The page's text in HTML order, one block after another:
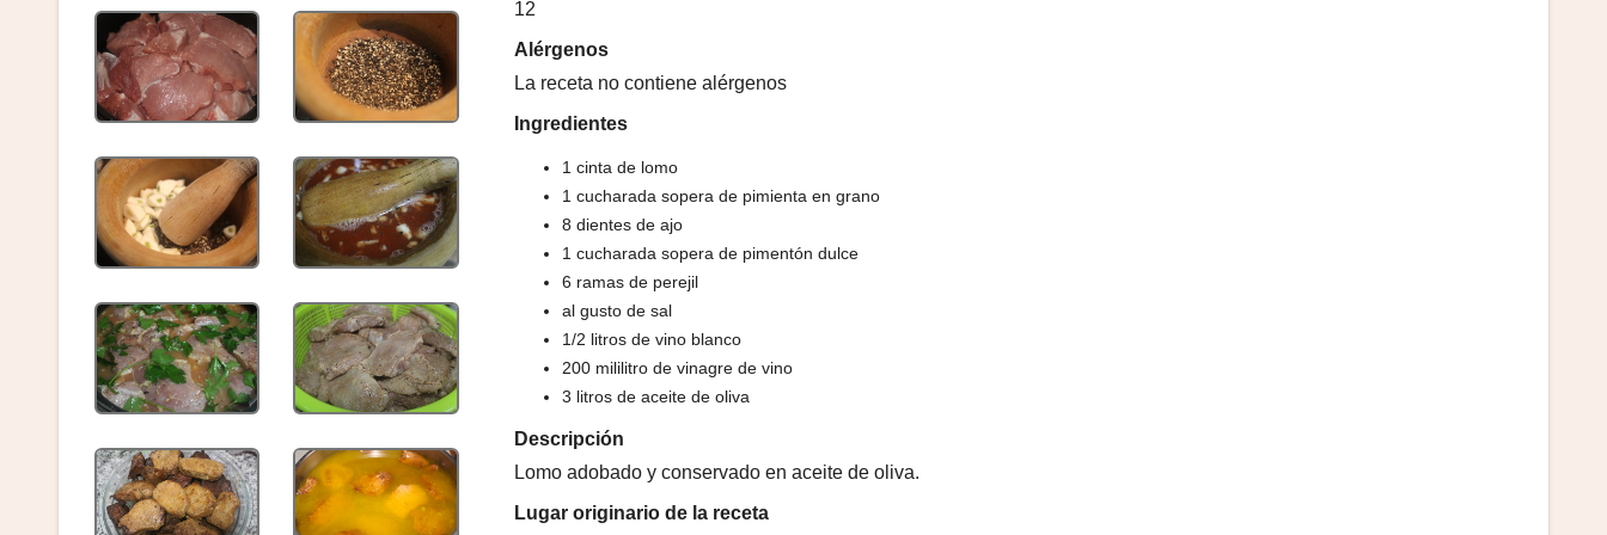
12
Alérgenos
La receta no contiene alérgenos
Ingredientes
1 cinta de lomo
1 cucharada sopera de pimienta en grano
8 dientes de ajo
1 cucharada sopera de pimentón dulce
6 ramas de perejil
al gusto de sal
1/2 litros de vino blanco
200 mililitro de vinagre de vino
3 litros de aceite de oliva
Descripción
Lomo adobado y conservado en aceite de oliva.
Lugar originario de la receta